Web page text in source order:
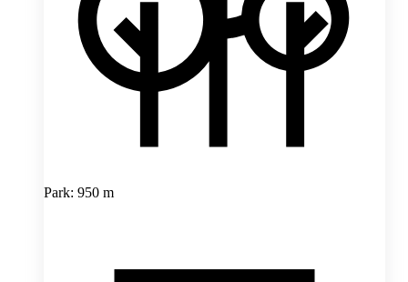
Park: 950 m